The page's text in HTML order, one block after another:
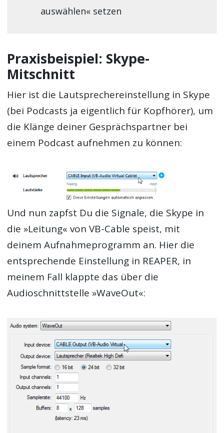
auswählen« setzen
Praxisbeispiel: Skype-
Mitschnitt
Hier ist die Lautsprechereinstellung in Skype
(bei Podcasts ja eigentlich für Kopfhörer), um
die Klänge deiner Gesprächspartner bei
einem Podcast aufnehmen zu können:
Und nun zapfst Du die Signale, die Skype in
die »Leitung« von VB-Cable speist, mit
deinem Aufnahmeprogramm an. Hier die
entsprechende Einstellung in REAPER, in
meinem Fall klappte das über die
Audioschnittstelle »WaveOut«: